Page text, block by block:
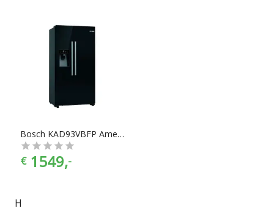
een Amerikaanse koelkast zoekt met een touchscreen, of
een iets simpeler model, je vindt makkelijk wat je nodig hebt
bij Chef99. En dat alles onder het mom: “Gemak dient de
chef”. Koelkasten en vriezers zijn er te vinden in alle
prijscategorieën, voor ieder is er wel wat wils. En met ook
bij jouw keukeninrichting past.
Bosch KAD93VBFP Amerikaanse koelkast (side-by-side) met IJs en water dispenser
€ 1549,-
H